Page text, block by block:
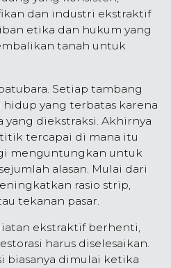
dan industri ekstraktif
etika dan hukum yang
tanah untuk
Setiap tambang
yang terbatas karena
yang diekstraksi. Akhirnya
tercapai di mana itu
menguntungkan untuk
alasan. Mulai dari
rasio strip,
tekanan pasar.
ekstraktif berhenti,
harus diselesaikan.
biasanya dimulai ketika